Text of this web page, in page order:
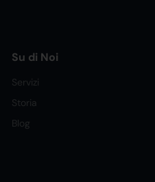
Su di Noi
Servizi
Storia
Blog